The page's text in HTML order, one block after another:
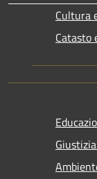
Cultura
Catasto